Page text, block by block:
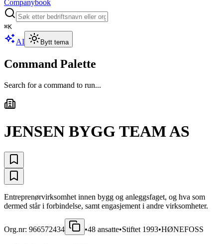
Companybook
⌘K
AI Bytt tema
Command Palette
Search for a command to run...
JENSEN BYGG TEAM AS
Entreprenørvirksomhet innen bygg og anleggsfaget, og hva som
dermed står i forbindelse, samt engasjement i andre virksomheter.
Org.nr: 966572434 •48 ansatte•Stiftet 1993•HØNEFOSS